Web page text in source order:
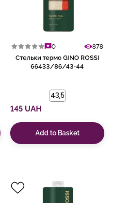
0
878
Стельки термо GINO ROSSI
66433/86/43-44
43,5
145 UAH
Add to Basket